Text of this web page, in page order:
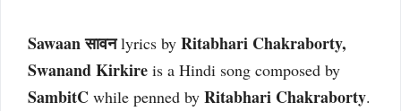
Sawaan सावनlyrics by Ritabhari Chakraborty,
Swanand Kirkire is a Hindi song composed by
SambitC while penned by Ritabhari Chakraborty.